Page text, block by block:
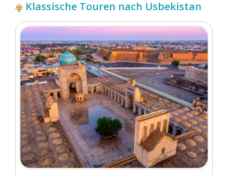
Klassische Touren nach Usbekistan